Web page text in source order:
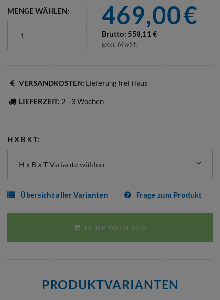
MENGE WÄHLEN: 469,00€
Brutto: 558,11 €
Exkl. MwSt.
VERSANDKOSTEN: Lieferung frei Haus
LIEFERZEIT: 2 - 3 Wochen
H X B X T:
H x B x T Variante wählen
Übersicht aller Varianten Frage zum Produkt
In den Warenkorb
PRODUKTVARIANTEN